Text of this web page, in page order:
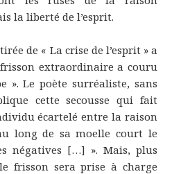
la liberté de l’esprit.
de « La crise de l’esprit » a
extraordinaire a couru
». Le poète surréaliste, sans
cette secousse qui fait
écartelé entre la raison
long de sa moelle court le
négatives […] ». Mais, plus
frisson sera prise à charge